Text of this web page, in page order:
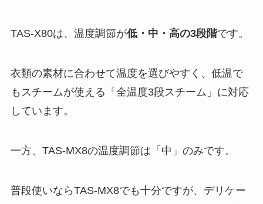
TAS-X80は、温度調節が低・中・高の3段階です。
衣類の素材に合わせて温度を選びやすく、低温で
もスチームが使える「全温度3段スチーム」に対応
しています。
一方、TAS-MX8の温度調節は「中」のみです。
普段使いならTAS-MX8でも十分ですが、デリケー